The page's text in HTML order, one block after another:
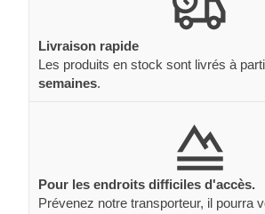
Livraison rapide
Les produits en stock sont livrés à
semaines.
Pour les endroits difficiles d'accès.
Prévenez notre transporteur, il pourra